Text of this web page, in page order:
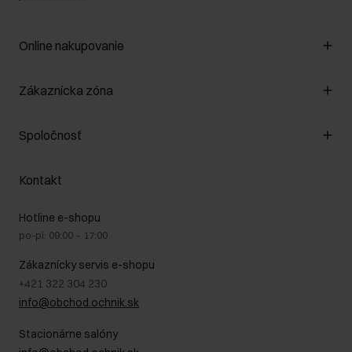
Online nakupovanie
Spravovať súbory cookie
Spôsob platby
Vrátenie
Zákaznícka zóna
Zákazníky klub
Pravidlá propagácie
Starostlivosť o kožu
Bezpečné nakupovanie
Blog
Najčastejšie kladené otázky (FAQ)
Spoločnosť
O nás
GDPR - Zásady ochrany osobných údajov
Právne informácie
Kontakt
Hotline e-shopu
po-pi: 09:00 – 17:00
Zákaznícky servis e-shopu
+421 322 304 230
info@obchod.ochnik.sk
Stacionárne salóny